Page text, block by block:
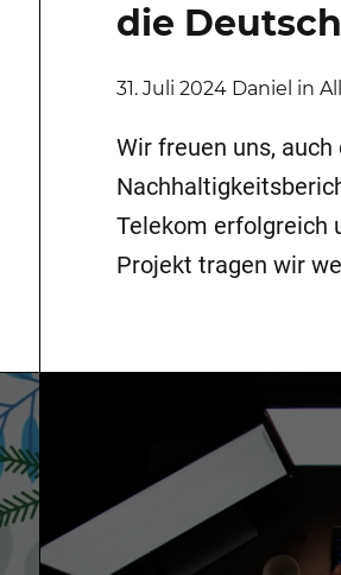
die
31. Juli 2024 Daniel in
Wir freuen uns,
Telekom erfolgreich
Projekt tragen wir
Telekom zählt seit